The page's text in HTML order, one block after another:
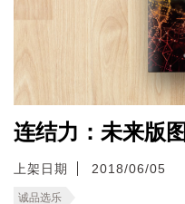
连结力：未来版图
上架日期 2018/06/05
诚品选乐